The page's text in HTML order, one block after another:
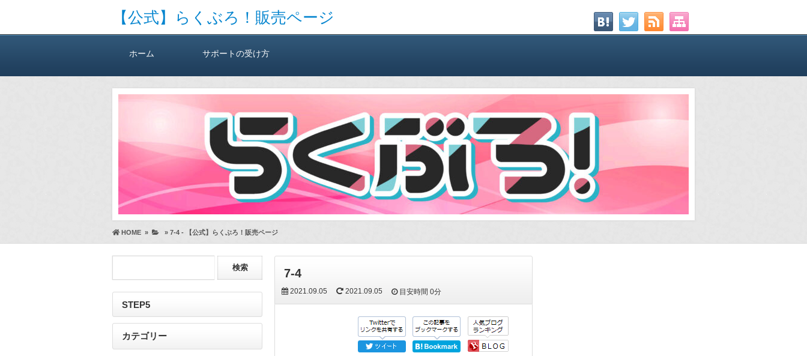
【公式】らくぶろ！販売ページ
ホーム サポートの受け方
HOME » » 7-4 - 【公式】らくぶろ！販売ページ
7-4
2021.09.05 2021.09.05 目安時間 0分
STEP5
カテゴリー